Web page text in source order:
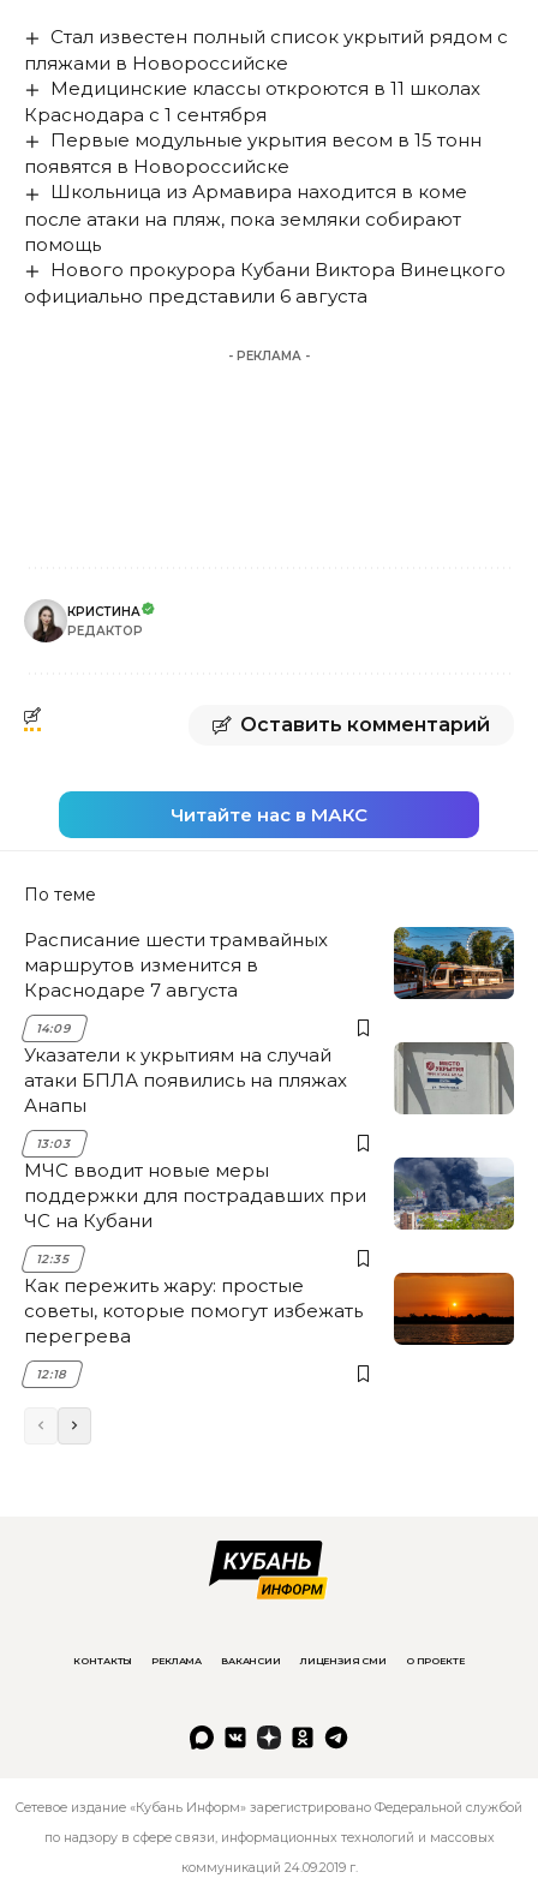
Стал известен полный список укрытий рядом с
пляжами в Новороссийске
Медицинские классы откроются в 11 школах
Краснодара с 1 сентября
Первые модульные укрытия весом в 15 тонн
появятся в Новороссийске
Школьница из Армавира находится в коме
после атаки на пляж, пока земляки собирают
помощь
Нового прокурора Кубани Виктора Винецкого
официально представили 6 августа
- РЕКЛАМА -
КРИСТИНА
РЕДАКТОР
Оставить комментарий
Читайте нас в МАКС
По теме
Расписание шести трамвайных
маршрутов изменится в
Краснодаре 7 августа
14:09
Указатели к укрытиям на случай
атаки БПЛА появились на пляжах
Анапы
13:03
МЧС вводит новые меры
поддержки для пострадавших при
ЧС на Кубани
12:35
Как пережить жару: простые
советы, которые помогут избежать
перегрева
12:18
КОНТАКТЫ РЕКЛАМА ВАКАНСИИ ЛИЦЕНЗИЯ СМИ О ПРОЕКТЕ
Сетевое издание «Кубань Информ» зарегистрировано Федеральной службой
по надзору в сфере связи, информационных технологий и массовых
коммуникаций 24.09.2019 г.